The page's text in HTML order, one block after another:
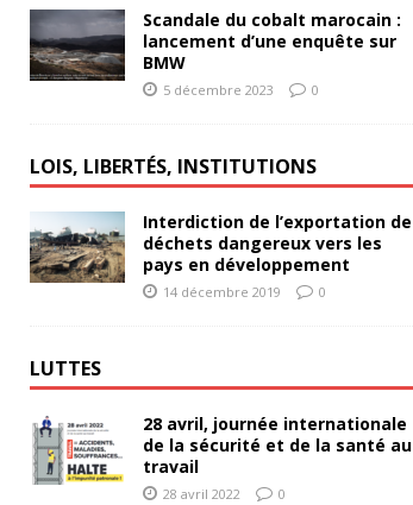
Scandale du cobalt marocain :
lancement d’une enquête sur
BMW
5 décembre 2023 0
LOIS, LIBERTÉS, INSTITUTIONS
Interdiction de l’exportation de
déchets dangereux vers les
pays en développement
14 décembre 2019 0
LUTTES
28 avril, journée internationale
de la sécurité et de la santé au
travail
28 avril 2022 0